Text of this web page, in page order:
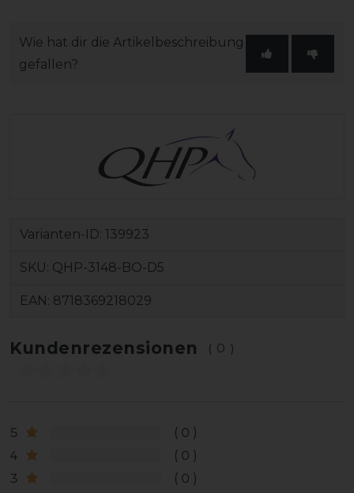
Wie hat dir die Artikelbeschreibung
gefallen?
Varianten-ID: 139923
SKU: QHP-3148-BO-D5
EAN: 8718369218029
Kundenrezensionen (0)
5
0
4
0
3
0